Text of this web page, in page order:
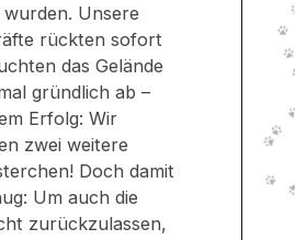
Unsere
rückten sofort
das Gelände
gründlich ab –
Erfolg: Wir
zwei weitere
Doch damit
Um auch die
zurückzulassen,